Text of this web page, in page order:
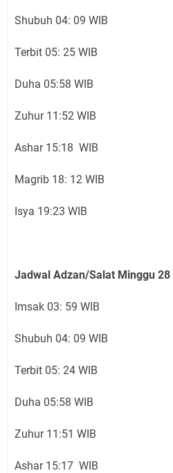
Shubuh 04: 09 WIB
Terbit 05: 25 WIB
Duha 05:58 WIB
Zuhur 11:52 WIB
Ashar 15:18 WIB
Magrib 18: 12 WIB
Isya 19:23 WIB
Jadwal Adzan/Salat Minggu 28
Imsak 03: 59 WIB
Shubuh 04: 09 WIB
Terbit 05: 24 WIB
Duha 05:58 WIB
Zuhur 11:51 WIB
Ashar 15:17 WIB